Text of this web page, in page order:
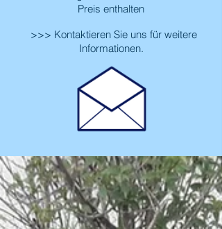
Preis enthalten
>>> Kontaktieren Sie uns für weitere
Informationen.